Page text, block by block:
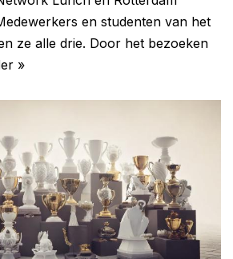
en studenten van het
ze alle drie. Door het bezoeken
»